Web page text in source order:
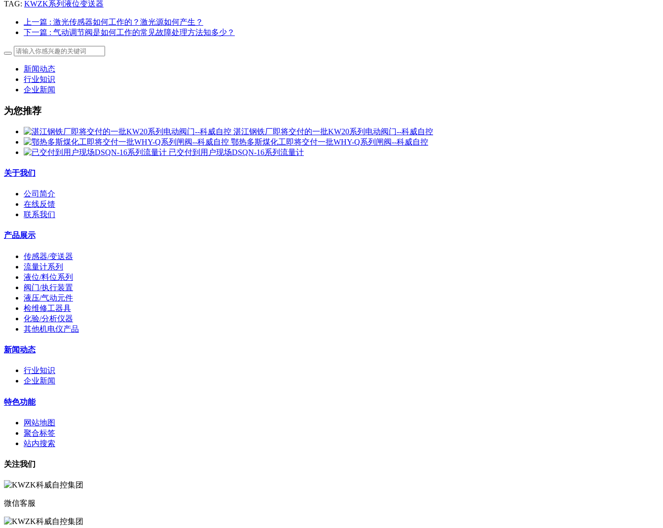
TAG: KWZK系列液位变送器
上一篇 : 激光传感器如何工作的？激光源如何产生？
下一篇 : 气动调节阀是如何工作的常见故障处理方法知多少？
新闻动态
行业知识
企业新闻
为您推荐
湛江钢铁厂即将交付的一批KW20系列电动阀门--科威自控
鄂热多斯煤化工即将交付一批WHY-Q系列闸阀--科威自控
已交付到用户现场DSQN-16系列流量计
关于我们
公司简介
在线反馈
联系我们
产品展示
传感器/变送器
流量计系列
液位/料位系列
阀门/执行装置
液压/气动元件
检维修工器具
化验/分析仪器
其他机电仪产品
新闻动态
行业知识
企业新闻
特色功能
网站地图
聚合标签
站内搜索
关注我们
微信客服